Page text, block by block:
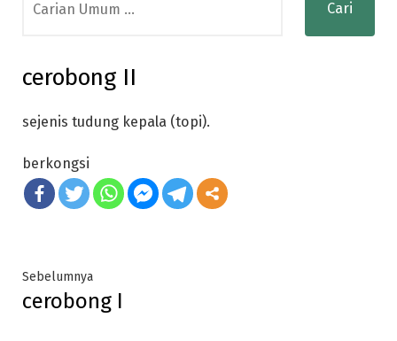
for:
cerobong II
sejenis tudung kepala (topi).
berkongsi
Post
navigation
SebelumnyaPrevious
post:
cerobong I